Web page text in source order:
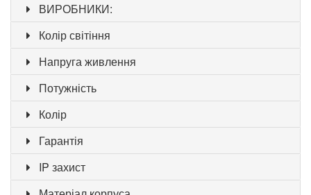
ВИРОБНИКИ:
Колір світіння
Напруга живлення
Потужність
Колір
Гарантія
IP захист